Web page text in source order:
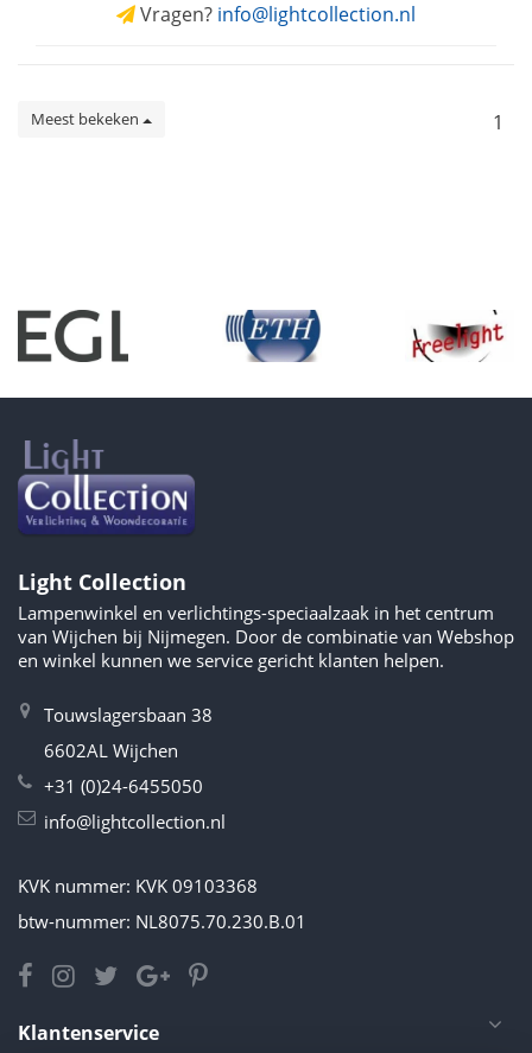
Vragen? info@lightcollection.nl
Meest bekeken 1
Light Collection
Lampenwinkel en verlichtings-speciaalzaak in het centrum
van Wijchen bij Nijmegen. Door de combinatie van Webshop
en winkel kunnen we service gericht klanten helpen.
Touwslagersbaan 38
6602AL Wijchen
+31 (0)24-6455050
info@lightcollection.nl
KVK nummer: KVK 09103368
btw-nummer: NL8075.70.230.B.01
Klantenservice